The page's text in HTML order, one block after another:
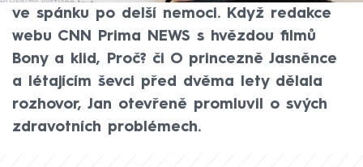
ve spánku po delší nemoci. Když redakce
webu CNN Prima NEWS s hvězdou filmů
Bony a klid, Proč? či O princezně Jasněnce
a létajícím ševci před dvěma lety dělala
rozhovor, Jan otevřeně promluvil o svých
zdravotních problémech.